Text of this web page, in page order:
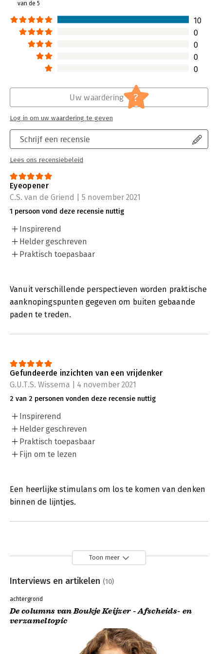
aan de toeslagenaffaire voor
kinderopvang.
Lees verder
van de 5
10
0
0
0
0
Schrijf een recensie
Lees ons recensiebeleid
Uw waardering ?
Log in om uw waardering te geven
Eyeopener
C.S. van de Griend | 5 november 2021
1 persoon vond deze recensie nuttig
Inspirerend
Helder geschreven
Praktisch toepasbaar
Vanuit verschillende perspectieven worden praktische
aanknopingspunten gegeven om buiten gebaande
paden te treden.
Gefundeerde inzichten van een vrijdenker
G.U.T.S. Wissema | 4 november 2021
2 van 2 personen vonden deze recensie nuttig
Inspirerend
Helder geschreven
Praktisch toepasbaar
Fijn om te lezen
Een heerlijke stimulans om los te komen van denken
binnen de lijntjes.
Toon meer
Interviews en artikelen (10)
achtergrond
De columns van Boukje Keijzer - Afscheids- en
verzameltopic